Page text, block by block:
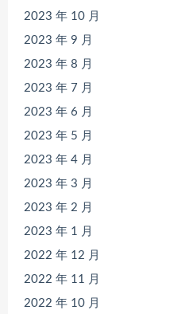
2023 年 10 月
2023 年 9 月
2023 年 8 月
2023 年 7 月
2023 年 6 月
2023 年 5 月
2023 年 4 月
2023 年 3 月
2023 年 2 月
2023 年 1 月
2022 年 12 月
2022 年 11 月
2022 年 10 月